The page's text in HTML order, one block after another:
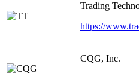
Trading
https://
CQG, Inc.